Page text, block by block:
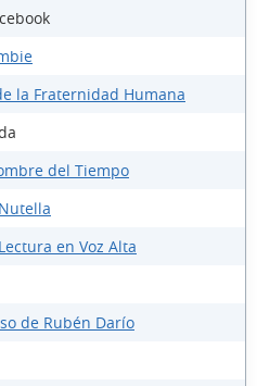
la Fraternidad Humana
del Tiempo
en Voz Alta
de Rubén Darío